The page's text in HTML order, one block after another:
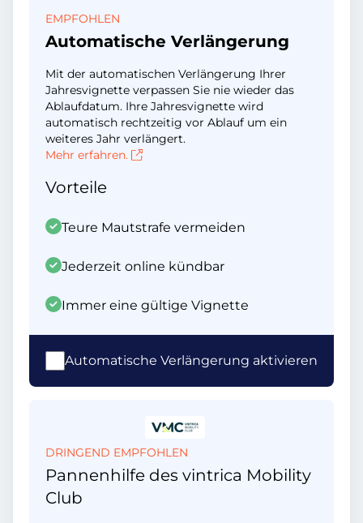
EMPFOHLEN
Automatische Verlängerung
Mit der automatischen Verlängerung Ihrer
Jahresvignette verpassen Sie nie wieder das
Ablaufdatum. Ihre Jahresvignette wird
automatisch rechtzeitig vor Ablauf um ein
weiteres Jahr verlängert.
Mehr erfahren.
Vorteile
Teure Mautstrafe vermeiden
Jederzeit online kündbar
Immer eine gültige Vignette
Automatische Verlängerung aktivieren
DRINGEND EMPFOHLEN
Pannenhilfe des vintrica Mobility
Club